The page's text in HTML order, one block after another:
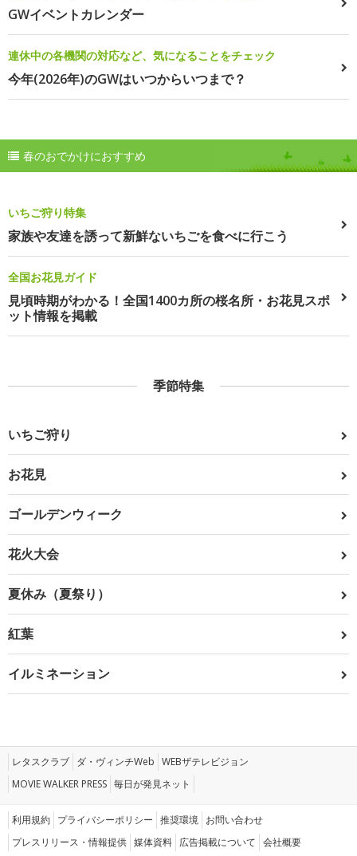
GWイベントカレンダー
連休中の各機関の対応など、気になることをチェック
今年(2026年)のGWはいつからいつまで？
春のおでかけにおすすめ
いちご狩り特集
家族や友達を誘って新鮮ないちごを食べに行こう
全国お花見ガイド
見頃時期がわかる！全国1400カ所の桜名所・お花見スポ
ット情報を掲載
季節特集
いちご狩り
お花見
ゴールデンウィーク
花火大会
夏休み（夏祭り）
紅葉
イルミネーション
レタスクラブ ダ・ヴィンチWeb WEBザテレビジョン
MOVIE WALKER PRESS 毎日が発見ネット
利用規約 プライバシーポリシー 推奨環境 お問い合わせ
プレスリリース・情報提供 媒体資料 広告掲載について 会社概要